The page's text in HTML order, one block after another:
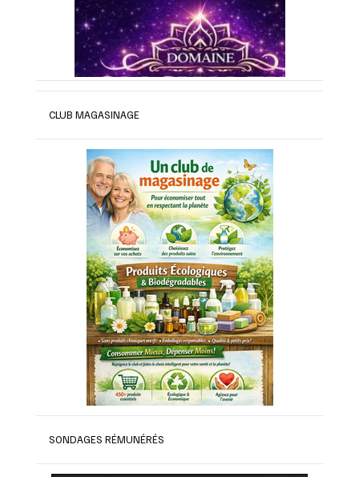
CLUB MAGASINAGE
SONDAGES RÉMUNÉRÉS